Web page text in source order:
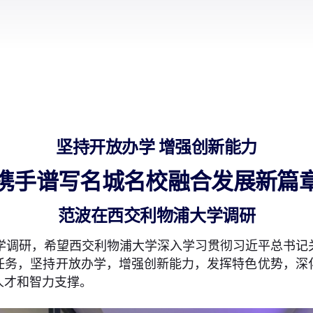
坚持开放办学 增强创新能力
手谱写名城名校融合发展新篇
范波在西交利物浦大学调研
研，希望西交利物浦大学深入学习贯彻习近平总书
，坚持开放办学，增强创新能力，发挥特色优势，
和智力支撑。